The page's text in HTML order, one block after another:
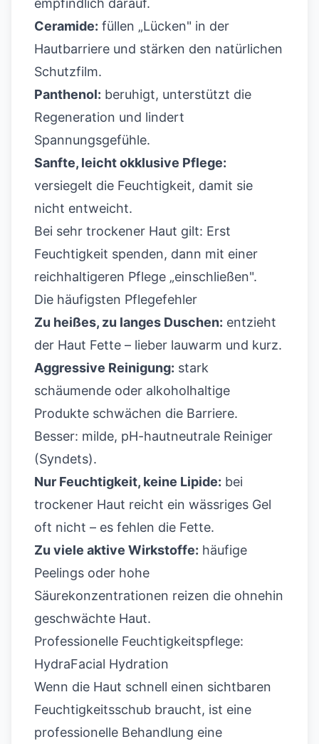
empfindlich darauf.
Ceramide: füllen „Lücken" in der
Hautbarriere und stärken den natürlichen
Schutzfilm.
Panthenol: beruhigt, unterstützt die
Regeneration und lindert
Spannungsgefühle.
Sanfte, leicht okklusive Pflege:
versiegelt die Feuchtigkeit, damit sie
nicht entweicht.
Bei sehr trockener Haut gilt: Erst
Feuchtigkeit spenden, dann mit einer
reichhaltigeren Pflege „einschließen".
Die häufigsten Pflegefehler
Zu heißes, zu langes Duschen: entzieht
der Haut Fette – lieber lauwarm und kurz.
Aggressive Reinigung: stark
schäumende oder alkoholhaltige
Produkte schwächen die Barriere.
Besser: milde, pH-hautneutrale Reiniger
(Syndets).
Nur Feuchtigkeit, keine Lipide: bei
trockener Haut reicht ein wässriges Gel
oft nicht – es fehlen die Fette.
Zu viele aktive Wirkstoffe: häufige
Peelings oder hohe
Säurekonzentrationen reizen die ohnehin
geschwächte Haut.
Professionelle Feuchtigkeitspflege:
HydraFacial Hydration
Wenn die Haut schnell einen sichtbaren
Feuchtigkeitsschub braucht, ist eine
professionelle Behandlung eine